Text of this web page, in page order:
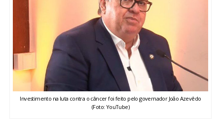
TV LPB
COLUNISTAS
Investimento na luta contra o câncer foi feito pelo governador João Azevêdo
(Foto: YouTube)